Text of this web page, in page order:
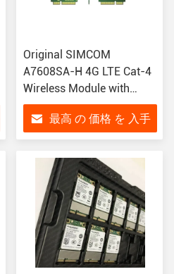
Original SIMCOM
A7608SA-H 4G LTE Cat-4
Wireless Module with
150Mbps Downlink Mini
PCIe Module
最高 の 価格 を 入手